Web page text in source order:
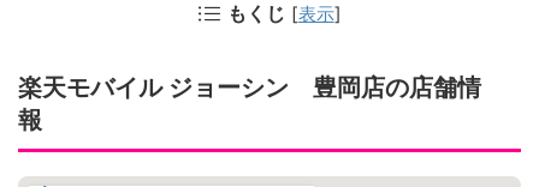
もくじ [表示]
楽天モバイル ジョーシン 豊岡店の店舗情
報